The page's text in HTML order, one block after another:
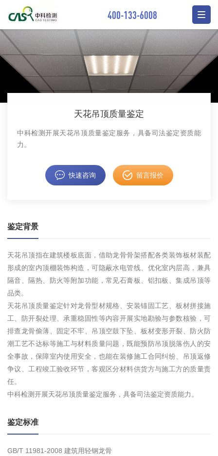
400-133-6008
天花吊顶质量鉴定
中科检测开展天花吊顶质量鉴定服务，具备司法鉴定资质能
力。
快速咨询 留言报价
鉴定背景
天花吊顶指在建筑楼板底面，借助龙骨骨架搭配各类装饰板材装配
形成的室内顶棚装饰构造，可隐蔽水电管线、优化室内层高，兼具
隔音、隔热、防火等附加功能，常见石膏板、铝扣板、集成吊顶等
品类。
天花吊顶质量鉴定针对龙骨型材规格、安装锚固工艺、板材拼接施
工、防开裂处理、承重稳固性等内容开展实地勘验与参数核验，可
排查龙骨偷薄、固定不牢、吊顶空鼓下坠、板材变形开裂、防火防
潮工艺不达标等施工与材料质量问题，既能预防吊顶脱落伤人的安
全事故，保障室内使用安全，也能在装修施工合同纠纷、吊顶返修
争议、工程竣工验收环节，客观区分材料供货方与施工方的质量责
任。
中科检测开展天花吊顶质量鉴定服务，具备司法鉴定资质能力。
鉴定标准
GB/T 11981-2008 建筑用轻钢龙骨